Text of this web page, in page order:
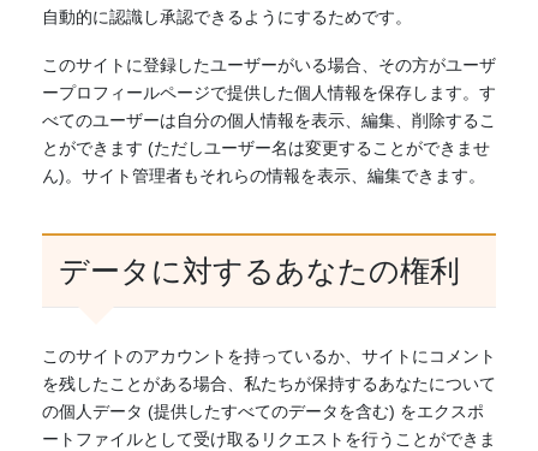
自動的に認識し承認できるようにするためです。
このサイトに登録したユーザーがいる場合、その方がユーザ
ープロフィールページで提供した個人情報を保存します。す
べてのユーザーは自分の個人情報を表示、編集、削除するこ
とができます (ただしユーザー名は変更することができませ
ん)。サイト管理者もそれらの情報を表示、編集できます。
データに対するあなたの権利
このサイトのアカウントを持っているか、サイトにコメント
を残したことがある場合、私たちが保持するあなたについて
の個人データ (提供したすべてのデータを含む) をエクスポ
ートファイルとして受け取るリクエストを行うことができま